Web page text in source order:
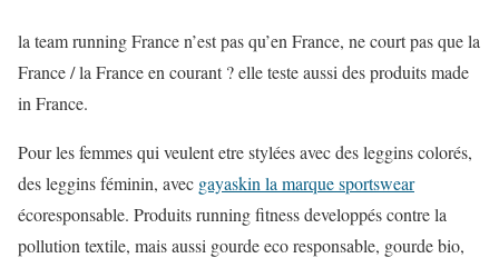
la team running France n’est pas qu’en France, ne court pas que la
France / la France en courant ? elle teste aussi des produits made
in France.
Pour les femmes qui veulent etre stylées avec des leggins colorés,
des leggins féminin, avec gayaskin la marque sportswear
écoresponsable. Produits running fitness developpés contre la
pollution textile, mais aussi gourde eco responsable, gourde bio,